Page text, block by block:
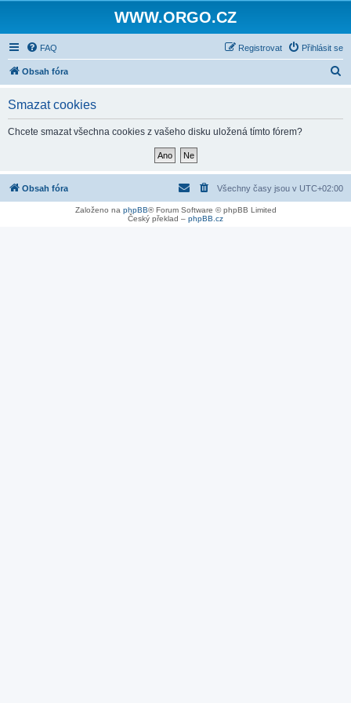
WWW.ORGO.CZ
FAQ Přihlásit se
Registrovat
Obsah fóra
Smazat cookies
Chcete smazat všechna cookies z vašeho disku uložená tímto fórem?
Obsah fóra Všechny časy jsou v UTC+02:00
Založeno na phpBB® Forum Software © phpBB Limited
Český překlad – phpBB.cz